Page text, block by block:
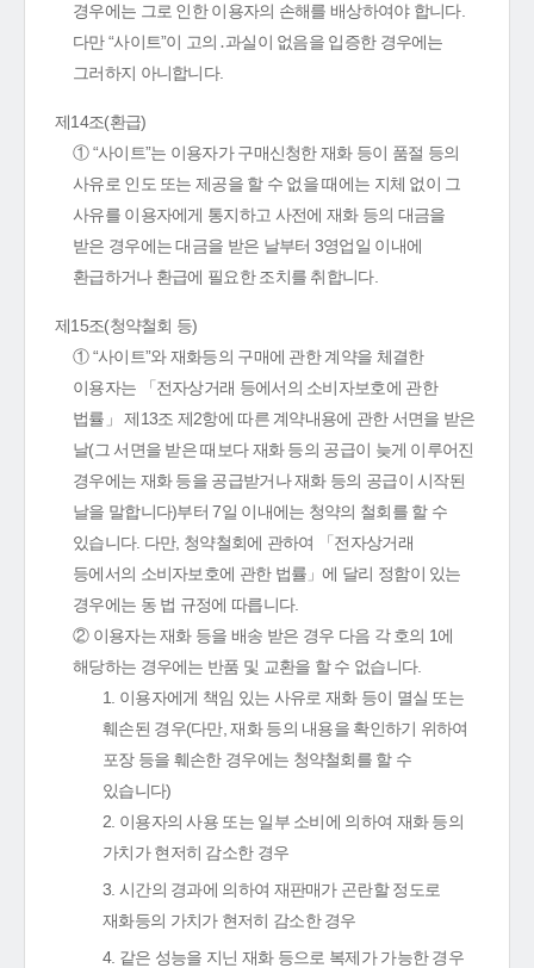
경우에는 그로 인한 이용자의 손해를 배상하여야 합니다.
다만 “사이트”이 고의․과실이 없음을 입증한 경우에는
그러하지 아니합니다.
제14조(환급)
① “사이트”는 이용자가 구매신청한 재화 등이 품절 등의
사유로 인도 또는 제공을 할 수 없을 때에는 지체 없이 그
사유를 이용자에게 통지하고 사전에 재화 등의 대금을
받은 경우에는 대금을 받은 날부터 3영업일 이내에
환급하거나 환급에 필요한 조치를 취합니다.
제15조(청약철회 등)
① “사이트”와 재화등의 구매에 관한 계약을 체결한
이용자는 「전자상거래 등에서의 소비자보호에 관한
법률」 제13조 제2항에 따른 계약내용에 관한 서면을 받은
날(그 서면을 받은 때보다 재화 등의 공급이 늦게 이루어진
경우에는 재화 등을 공급받거나 재화 등의 공급이 시작된
날을 말합니다)부터 7일 이내에는 청약의 철회를 할 수
있습니다. 다만, 청약철회에 관하여 「전자상거래
등에서의 소비자보호에 관한 법률」에 달리 정함이 있는
경우에는 동 법 규정에 따릅니다.
② 이용자는 재화 등을 배송 받은 경우 다음 각 호의 1에
해당하는 경우에는 반품 및 교환을 할 수 없습니다.
1. 이용자에게 책임 있는 사유로 재화 등이 멸실 또는
훼손된 경우(다만, 재화 등의 내용을 확인하기 위하여
포장 등을 훼손한 경우에는 청약철회를 할 수
있습니다)
2. 이용자의 사용 또는 일부 소비에 의하여 재화 등의
가치가 현저히 감소한 경우
3. 시간의 경과에 의하여 재판매가 곤란할 정도로
재화등의 가치가 현저히 감소한 경우
4. 같은 성능을 지닌 재화 등으로 복제가 가능한 경우